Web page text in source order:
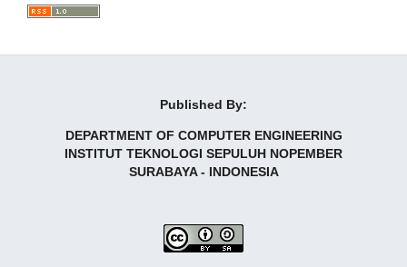
Published By:
DEPARTMENT OF COMPUTER ENGINEERING
INSTITUT TEKNOLOGI SEPULUH NOPEMBER
SURABAYA - INDONESIA